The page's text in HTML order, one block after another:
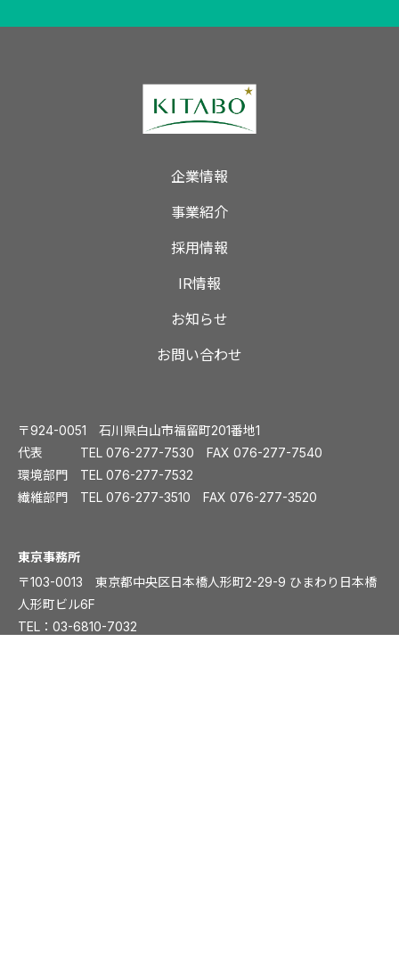
企業情報
事業紹介
採用情報
IR情報
お知らせ
お問い合わせ
〒924-0051 石川県白山市福留町201番地1
代表 TEL 076-277-7530 FAX 076-277-7540
環境部門 TEL 076-277-7532
繊維部門 TEL 076-277-3510 FAX 076-277-3520
️東京事務所
〒103-0013 東京都中央区日本橋人形町2-29-9 ひまわり日本橋
人形町ビル6F
TEL： 03-6810-7032